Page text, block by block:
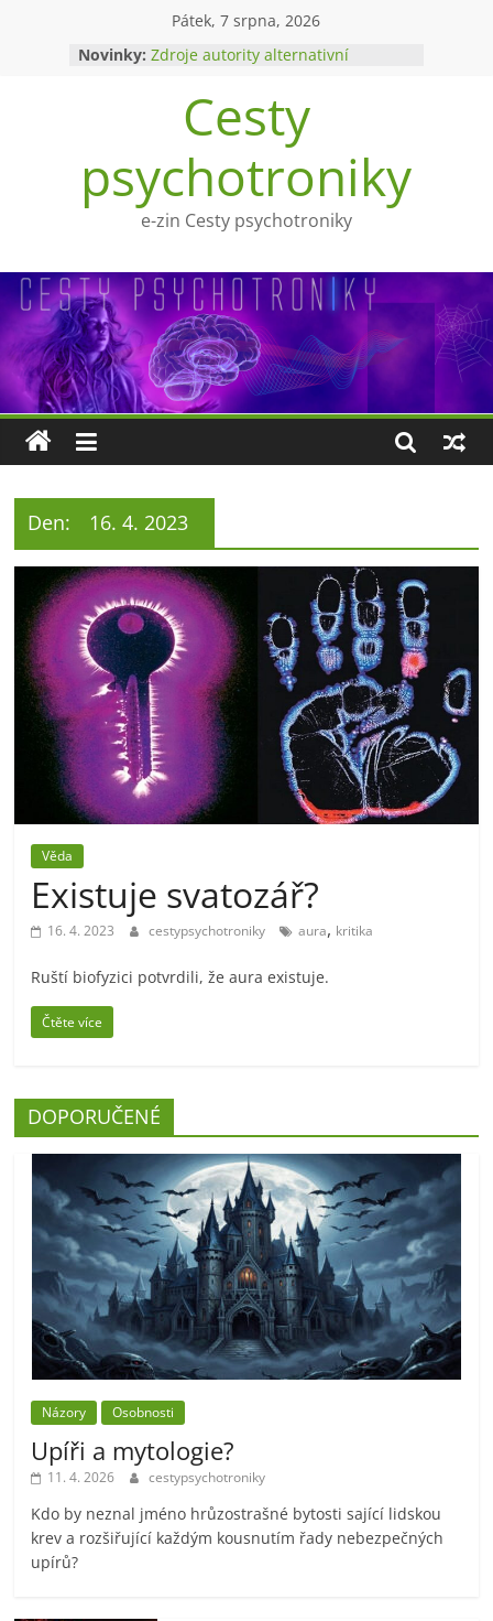
Pátek, 7 srpna, 2026
Novinky: Zdroje autority alternativní
Upíři a mytologie?
Ohnivý poltergeist
Tragédie Anny Göldi
Zlatý východ
Cesty
psychotroniky
e-zin Cesty psychotroniky
Den: 16. 4. 2023
Věda
Existuje svatozář?
16. 4. 2023 cestypsychotroniky aura, kritika
Ruští biofyzici potvrdili, že aura existuje.
Čtěte více
DOPORUČENÉ
Názory Osobnosti
Upíři a mytologie?
11. 4. 2026 cestypsychotroniky
Kdo by neznal jméno hrůzostrašné bytosti sající lidskou
krev a rozšiřující každým kousnutím řady nebezpečných
upírů?